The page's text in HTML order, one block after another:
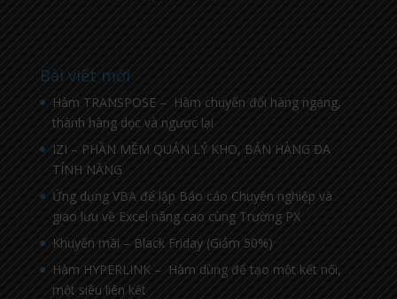
Bài viết mới
Hàm TRANSPOSE – Hàm chuyển đổi hàng ngang,
thành hàng dọc và ngược lại
IZI – PHẦN MỀM QUẢN LÝ KHO, BÁN HÀNG ĐA
TÍNH NĂNG
Ứng dụng VBA để lập Báo cáo Chuyên nghiệp và
giao lưu về Excel nâng cao cùng Trường PX
Khuyến mãi – Black Friday (Giảm 50%)
Hàm HYPERLINK – Hàm dùng để tạo một kết nối,
một siêu liên kết